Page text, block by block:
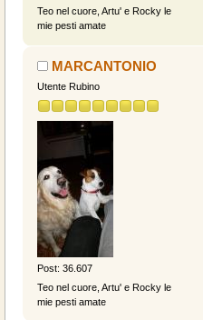
Teo nel cuore, Artu' e Rocky le
mie pesti amate
MARCANTONIO
Utente Rubino
Post: 36.607
Teo nel cuore, Artu' e Rocky le
mie pesti amate